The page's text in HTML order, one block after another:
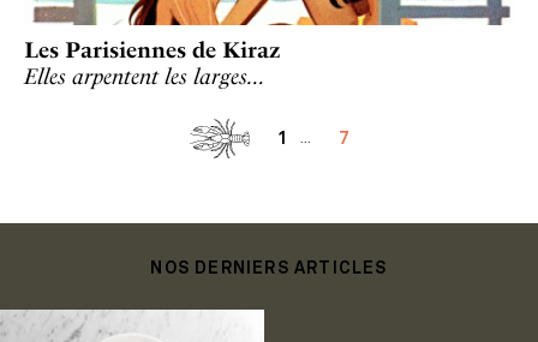
Les Parisiennes de Kiraz
Elles arpentent les larges…
1 7
NOS DERNIERS ARTICLES